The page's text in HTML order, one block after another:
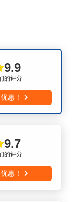
的评分
9.9
惠！
的评分
9.7
惠！